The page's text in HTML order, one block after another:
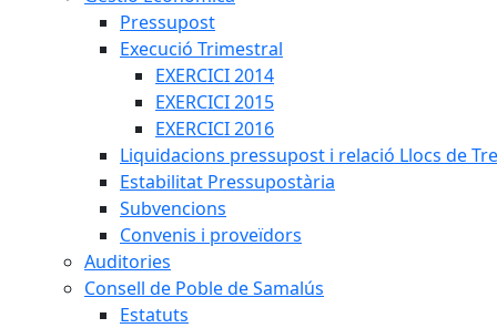
Pressupost
Execució Trimestral
EXERCICI 2014
EXERCICI 2015
EXERCICI 2016
Liquidacions pressupost i relació Llocs de
Estabilitat Pressupostària
Subvencions
Convenis i proveïdors
Auditories
Consell de Poble de Samalús
Estatuts